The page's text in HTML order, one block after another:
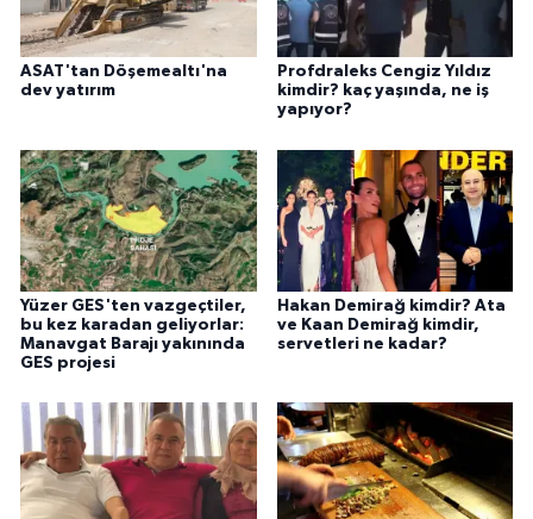
ASAT'tan Döşemealtı'na
dev yatırım
Profdraleks Cengiz Yıldız
kimdir? kaç yaşında, ne iş
yapıyor?
Yüzer GES'ten vazgeçtiler,
bu kez karadan geliyorlar:
Manavgat Barajı yakınında
GES projesi
Hakan Demirağ kimdir? Ata
ve Kaan Demirağ kimdir,
servetleri ne kadar?